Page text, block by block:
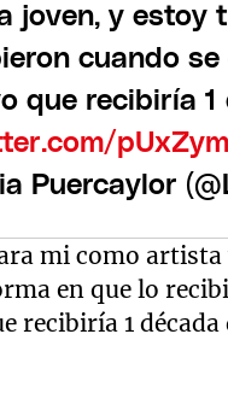
joven, y estoy
cuando
que recibiría
Puercaylor
mi como
en que lo
recibiría 1